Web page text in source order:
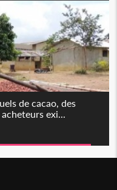
de cacao, des
exi...